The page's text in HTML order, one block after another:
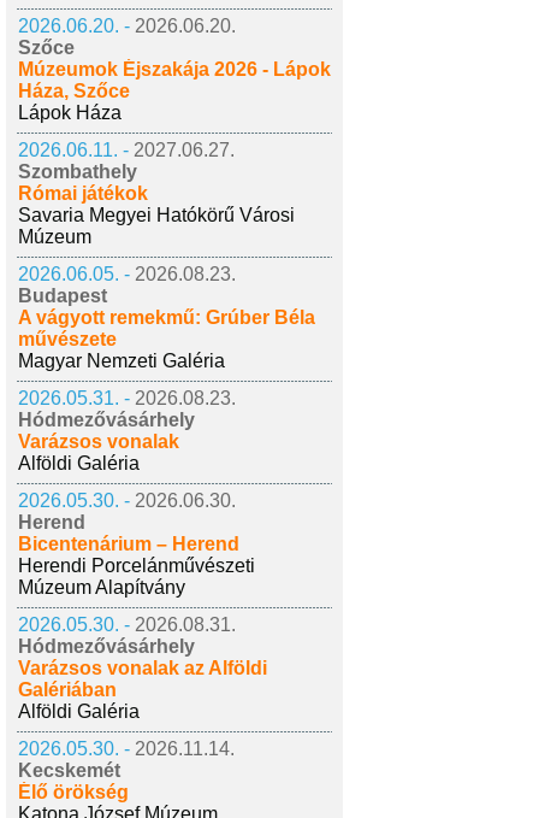
2026.06.20. - 2026.06.20.
Szőce
Múzeumok Éjszakája 2026 - Lápok
Háza, Szőce
Lápok Háza
2026.06.11. - 2027.06.27.
Szombathely
Római játékok
Savaria Megyei Hatókörű Városi
Múzeum
2026.06.05. - 2026.08.23.
Budapest
A vágyott remekmű: Grúber Béla
művészete
Magyar Nemzeti Galéria
2026.05.31. - 2026.08.23.
Hódmezővásárhely
Varázsos vonalak
Alföldi Galéria
2026.05.30. - 2026.06.30.
Herend
Bicentenárium – Herend
Herendi Porcelánművészeti
Múzeum Alapítvány
2026.05.30. - 2026.08.31.
Hódmezővásárhely
Varázsos vonalak az Alföldi
Galériában
Alföldi Galéria
2026.05.30. - 2026.11.14.
Kecskemét
Élő örökség
Katona József Múzeum